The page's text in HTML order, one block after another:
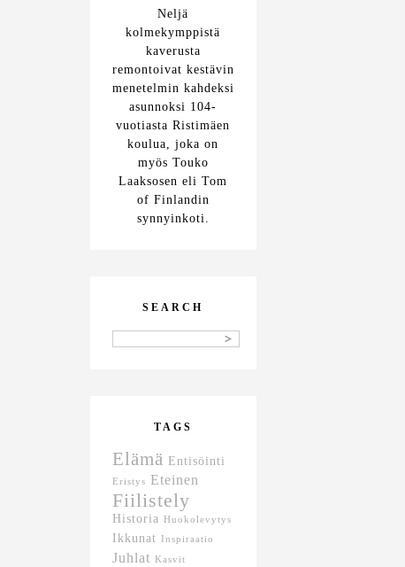
Neljä
kolmekymppistä
kaverusta
remontoivat kestävin
menetelmin kahdeksi
asunnoksi 104-
vuotiasta Ristimäen
koulua, joka on
myös Touko
Laaksosen eli Tom
of Finlandin
synnyinkoti.
SEARCH
TAGS
Elämä Entisöinti
Eristys Eteinen
Fiilistely
Historia Huokolevytys
Ikkunat Inspiraatio
Juhlat Kasvit